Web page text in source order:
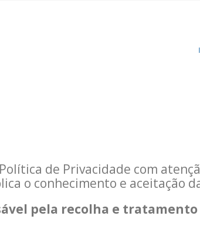
de Privacidade com
o conhecimento e aceitação
pela recolha e tratamento